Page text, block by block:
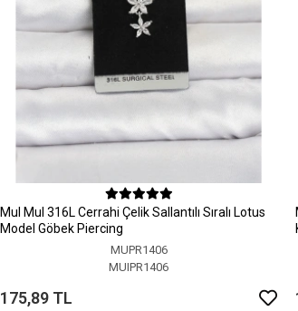
MuI MuI 316L Cerrahi Çelik Sallantılı Sıralı Lotus
Model Göbek Piercing
MUPR1406
MUIPR1406
175,89 TL